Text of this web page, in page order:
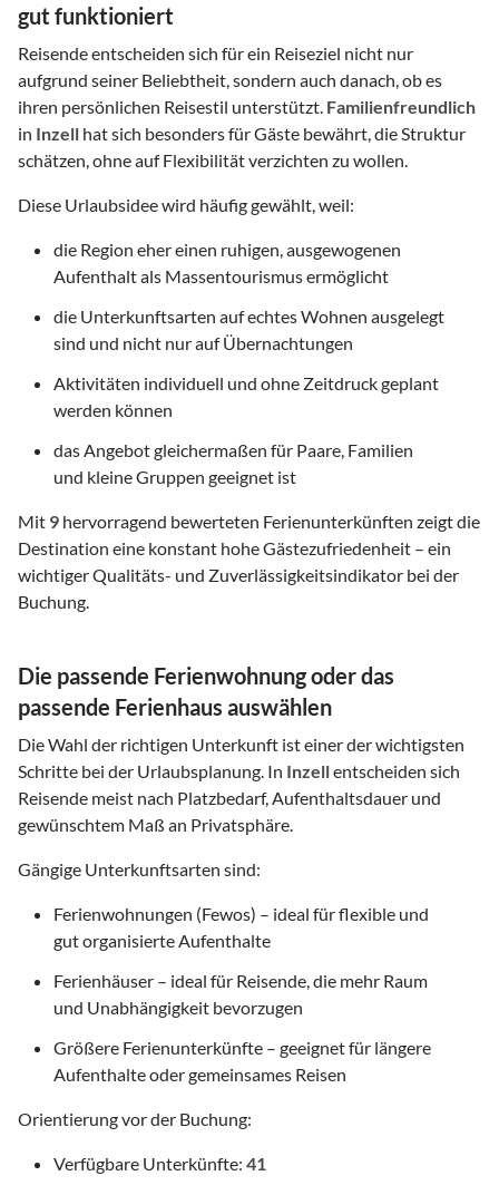
gut funktioniert
Reisende entscheiden sich für ein Reiseziel nicht nur
aufgrund seiner Beliebtheit, sondern auch danach, ob es
ihren persönlichen Reisestil unterstützt. Familienfreundlich
in Inzell hat sich besonders für Gäste bewährt, die Struktur
schätzen, ohne auf Flexibilität verzichten zu wollen.
Diese Urlaubsidee wird häufig gewählt, weil:
die Region eher einen ruhigen, ausgewogenen
Aufenthalt als Massentourismus ermöglicht
die Unterkunftsarten auf echtes Wohnen ausgelegt
sind und nicht nur auf Übernachtungen
Aktivitäten individuell und ohne Zeitdruck geplant
werden können
das Angebot gleichermaßen für Paare, Familien
und kleine Gruppen geeignet ist
Mit 9 hervorragend bewerteten Ferienunterkünften zeigt die
Destination eine konstant hohe Gästezufriedenheit – ein
wichtiger Qualitäts- und Zuverlässigkeitsindikator bei der
Buchung.
Die passende Ferienwohnung oder das
passende Ferienhaus auswählen
Die Wahl der richtigen Unterkunft ist einer der wichtigsten
Schritte bei der Urlaubsplanung. In Inzellentscheiden sich
Reisende meist nach Platzbedarf, Aufenthaltsdauer und
gewünschtem Maß an Privatsphäre.
Gängige Unterkunftsarten sind:
Ferienwohnungen (Fewos) – ideal für flexible und
gut organisierte Aufenthalte
Ferienhäuser – ideal für Reisende, die mehr Raum
und Unabhängigkeit bevorzugen
Größere Ferienunterkünfte – geeignet für längere
Aufenthalte oder gemeinsames Reisen
Orientierung vor der Buchung:
Verfügbare Unterkünfte: 41